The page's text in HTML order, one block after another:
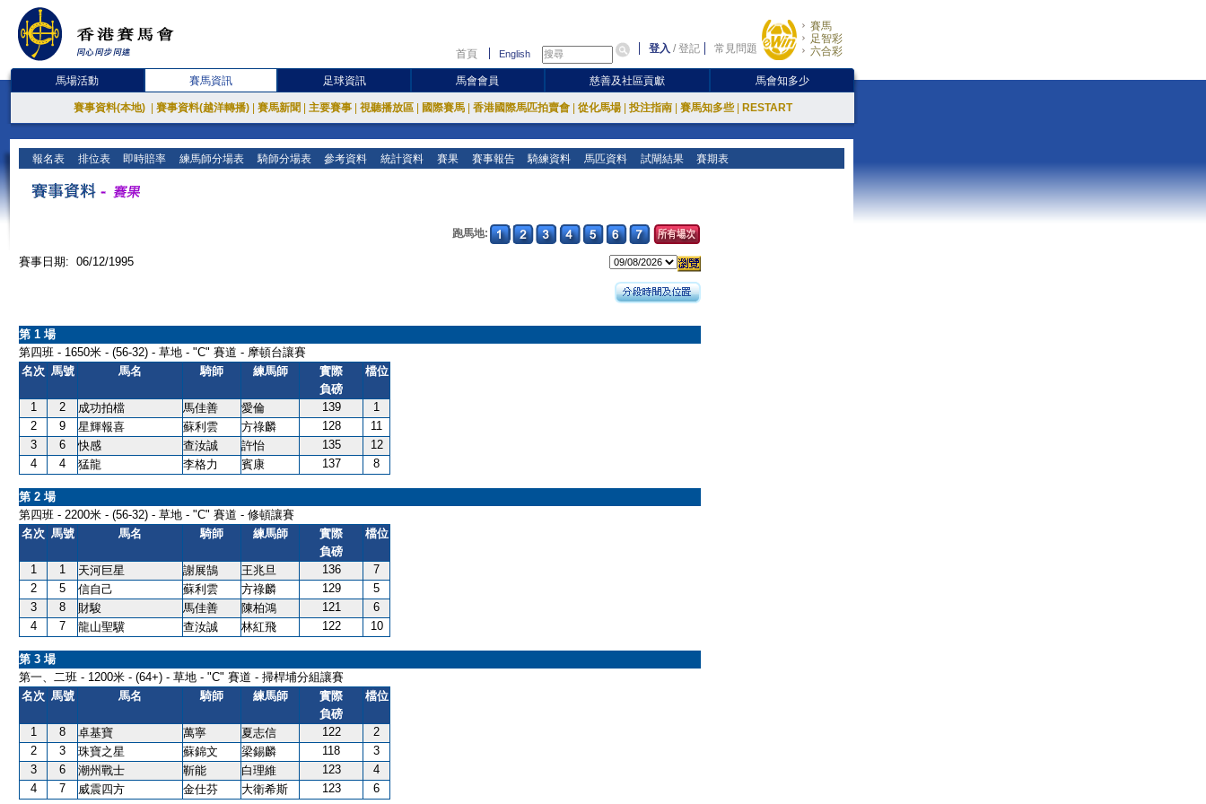
首頁 English 登入 /登記 常見問題
賽馬
足智彩
六合彩
馬場活動 賽馬資訊 足球資訊 馬會會員 慈善及社區貢獻 馬會知多少
賽事資料(本地) 賽事資料(越洋轉播) 賽馬新聞 主要賽事 視聽播放區 國際賽馬 香港國際馬匹拍賣會 從化馬場 投注指南 賽馬知多些 RESTART
報名表 排位表 即時賠率 練馬師分場表 騎師分場表 參考資料 統計資料 賽果 賽事報告 騎練資料 馬匹資料 試閘結果 賽期表
跑馬地:
賽事日期: 06/12/1995
第 1 場
第四班 - 1650米 - (56-32) - 草地 - "C" 賽道 - 摩頓台讓賽
名次 馬號 馬名 騎師 練馬師
實際
負磅
檔位
1 2 成功拍檔 馬佳善 愛倫 139
1
2
9 星輝報喜 蘇利雲 方祿麟 128
11
3
6 快感 查汝誠 許怡 135
12
4
4 猛龍 李格力 賓康 137 8
第 2 場
第四班 - 2200米 - (56-32) - 草地 - "C" 賽道 - 修頓讓賽
名次 馬號 馬名 騎師 練馬師
實際
負磅
檔位
1 1 天河巨星 謝展鵠 王兆旦 136
7
2
5 信自己 蘇利雲 方祿麟 129
5
3
8 財駿 馬佳善 陳柏鴻 121
6
4
7 龍山聖驥 查汝誠 林紅飛 122 10
第 3 場
第一、二班 - 1200米 - (64+) - 草地 - "C" 賽道 - 掃桿埔分組讓賽
名次 馬號 馬名 騎師 練馬師
實際
負磅
檔位
1 8 卓基寶 萬寧 夏志信 122
2
2
3 珠寶之星 蘇錦文 梁錫麟 118
3
3
6 潮州戰士 靳能 白理維 123
4
4
7 威震四方 金仕芬 大衛希斯 123 6